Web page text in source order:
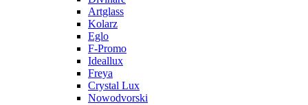
Artglass
Kolarz
Eglo
F-Promo
Ideallux
Freya
Crystal Lux
Nowodvorski